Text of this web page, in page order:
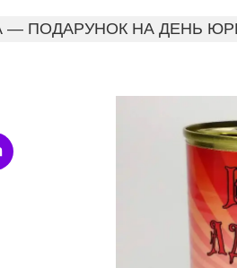
— ПОДАРУНОК НА ДЕНЬ